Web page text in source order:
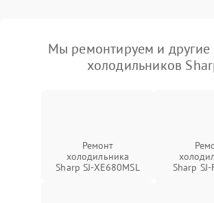
Мы ремонтируем и другие
холодильников
Ремонт
холодильника
Sharp SJ-XE680MSL
Sharp SJ-